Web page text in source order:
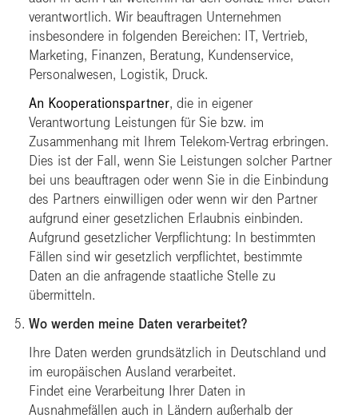
verantwortlich. Wir beauftragen Unternehmen
insbesondere in folgenden Bereichen: IT, Vertrieb,
Marketing, Finanzen, Beratung, Kundenservice,
Personalwesen, Logistik, Druck.
An Kooperationspartner, die in eigener
Verantwortung Leistungen für Sie bzw. im
Zusammenhang mit Ihrem Telekom-Vertrag erbringen.
Dies ist der Fall, wenn Sie Leistungen solcher Partner
bei uns beauftragen oder wenn Sie in die Einbindung
des Partners einwilligen oder wenn wir den Partner
aufgrund einer gesetzlichen Erlaubnis einbinden.
Aufgrund gesetzlicher Verpflichtung: In bestimmten
Fällen sind wir gesetzlich verpflichtet, bestimmte
Daten an die anfragende staatliche Stelle zu
übermitteln.
Wo werden meine Daten verarbeitet?
Ihre Daten werden grundsätzlich in Deutschland und
im europäischen Ausland verarbeitet.
Findet eine Verarbeitung Ihrer Daten in
Ausnahmefällen auch in Ländern außerhalb der